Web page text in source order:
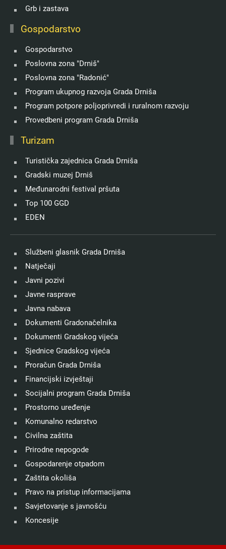
Grb i zastava
Gospodarstvo
Gospodarstvo
Poslovna zona "Drniš"
Poslovna zona "Radonić"
Program ukupnog razvoja Grada Drniša
Program potpore poljoprivredi i ruralnom razvoju
Provedbeni program Grada Drniša
Turizam
Turistička zajednica Grada Drniša
Gradski muzej Drniš
Međunarodni festival pršuta
Top 100 GGD
EDEN
Službeni glasnik Grada Drniša
Natječaji
Javni pozivi
Javne rasprave
Javna nabava
Dokumenti Gradonačelnika
Dokumenti Gradskog vijeća
Sjednice Gradskog vijeća
Proračun Grada Drniša
Financijski izvještaji
Socijalni program Grada Drniša
Prostorno uređenje
Komunalno redarstvo
Civilna zaštita
Prirodne nepogode
Gospodarenje otpadom
Zaštita okoliša
Pravo na pristup informacijama
Savjetovanje s javnošću
Koncesije